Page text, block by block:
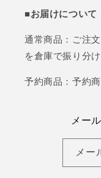
■お届けについて
通常商品：ご注
を倉庫で振り分
予約商品：予約
メー
メー